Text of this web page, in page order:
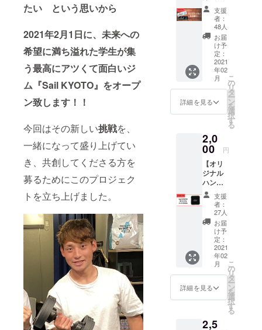
たい という思いから
2021年2月1日に、未来への
希望に満ち溢れた学生が集
う最高にアツくて面白いジ
ム 『Sail KYOTO』をオープ
ン致します！！
今回はその新しい挑戦を、
一緒になって盛り上げてい
き、共創してくださる方を
募るためにこのプロジェク
トを立ち上げました。
メッ
セージ
動画を
お届け
しま
す！ ▼
注意 ・
クラウ
ドファ
ンディ
ング終
だいて
いる
アドレ
スにお
送りし
ます。
・可能
な場合
は、備
考欄へ
お名前
（漢字/
フリガ
ナフル
ネー
ム）の
す。
お届
け！】
▼内容
✔︎「Sail
KYOTO
」ロゴ
ステッ
カー ✔︎
お礼
メッ
セージ
▼詳細
カーを
お届け
しま
す！是
非、身
の回り
のもの
に貼っ
てお使
いくだ
さい！
・運営
メン
バーか
らのお
礼メッ
セージ
す！
支援
者：
48人
お届
け予
定：
2021
年02
月
詳細を見る
こ
の
リ
タ
ー
ン
を
選
択
す
る
2,0
00 円
【オリ
ジナル
ハンド
タオル
をお届
け！】
▼内容
✔︎「Sail
KYOTO
」オリ
ジナル
ハンド
タオル
をお届
け ✔︎お
▼詳細
支援
者：
27人
お届
け予
定：
2021
年02
月
詳細を見る
こ
の
リ
タ
ー
ン
を
選
択
す
る
2,5